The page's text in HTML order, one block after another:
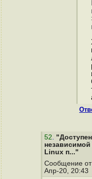
52.
Linux п..."
Сообщение от
Апр-20, 20:43